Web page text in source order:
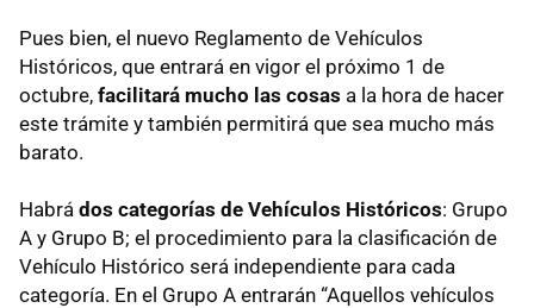
Pues bien, el nuevo Reglamento de Vehículos
Históricos, que entrará en vigor el próximo 1 de
octubre, facilitará mucho las cosas a la hora de hacer
este trámite y también permitirá que sea mucho más
barato.
Habrá dos categorías de Vehículos Históricos: Grupo
A y Grupo B; el procedimiento para la clasificación de
Vehículo Histórico será independiente para cada
categoría. En el Grupo A entrarán “Aquellos vehículos